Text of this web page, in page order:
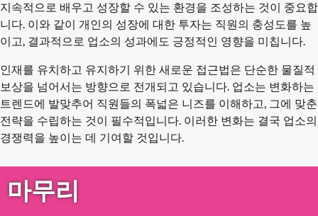
지속적으로 배우고 성장할 수 있는 환경을 조성하는 것이 중요합
니다. 이와 같이 개인의 성장에 대한 투자는 직원의 충성도를 높
이고, 결과적으로 업소의 성과에도 긍정적인 영향을 미칩니다.
인재를 유치하고 유지하기 위한 새로운 접근법은 단순한 물질적
보상을 넘어서는 방향으로 전개되고 있습니다. 업소는 변화하는
트렌드에 발맞추어 직원들의 폭넓은 니즈를 이해하고, 그에 맞춘
전략을 수립하는 것이 필수적입니다. 이러한 변화는 결국 업소의
경쟁력을 높이는 데 기여할 것입니다.
마무리